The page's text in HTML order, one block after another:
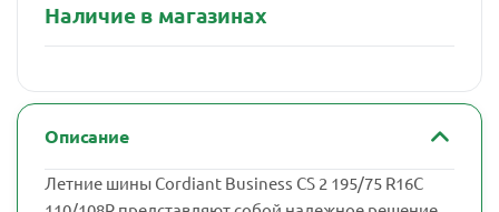
Наличие в магазинах
Описание
Летние шины Cordiant Business CS 2 195/75 R16C